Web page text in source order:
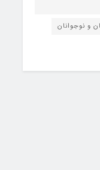
و نوجوانان